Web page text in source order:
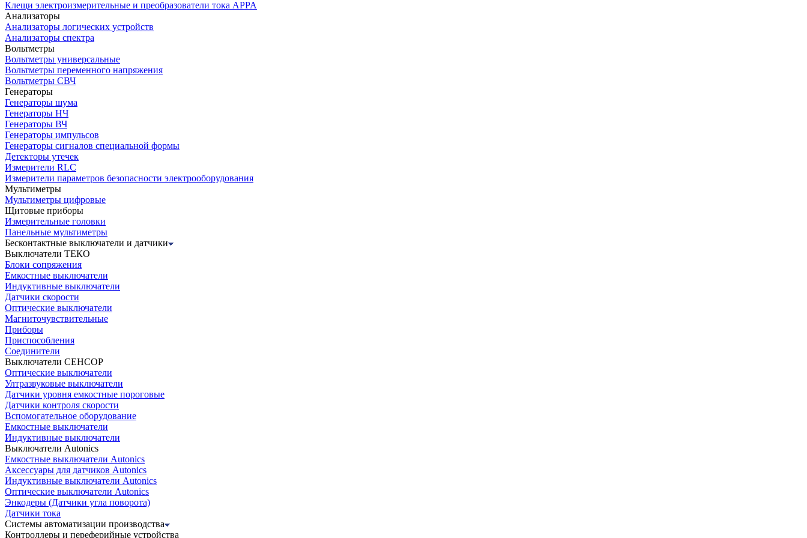
Клещи электроизмерительные и преобразователи тока APPA
Анализаторы
Анализаторы логических устройств
Анализаторы спектра
Вольтметры
Вольтметры универсальные
Вольтметры переменного напряжения
Вольтметры СВЧ
Генераторы
Генераторы шума
Генераторы НЧ
Генераторы ВЧ
Генераторы импульсов
Генераторы сигналов специальной формы
Детекторы утечек
Измерители RLC
Измерители параметров безопасности электрооборудования
Мультиметры
Мультиметры цифровые
Щитовые приборы
Измерительные головки
Панельные мультиметры
Бесконтактные выключатели и датчики
Выключатели ТЕКО
Блоки сопряжения
Емкостные выключатели
Индуктивные выключатели
Датчики скорости
Оптические выключатели
Магниточувствительные
Приборы
Приспособления
Соединители
Выключатели СЕНСОР
Оптические выключатели
Ултразвуковые выключатели
Датчики уровня емкостные пороговые
Датчики контроля скорости
Вспомогательное оборудование
Емкостные выключатели
Индуктивные выключатели
Выключатели Autonics
Емкостные выключатели Autonics
Аксессуары для датчиков Autonics
Индуктивные выключатели Autonics
Оптические выключатели Autonics
Энкодеры (Датчики угла поворота)
Датчики тока
Системы автоматизации производства
Контроллеры и переферийные устройства